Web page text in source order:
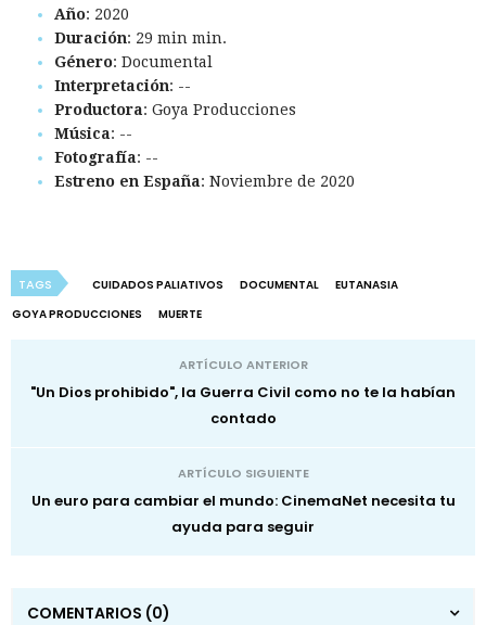
Año: 2020
Duración: 29 min min.
Género: Documental
Interpretación: --
Productora: Goya Producciones
Música: --
Fotografía: --
Estreno en España: Noviembre de 2020
TAGS CUIDADOS PALIATIVOS DOCUMENTAL
EUTANASIA
GOYA PRODUCCIONES
MUERTE
ARTÍCULO ANTERIOR
"Un Dios prohibido", la Guerra Civil como no te la habían
contado
ARTÍCULO SIGUIENTE
Un euro para cambiar el mundo: CinemaNet necesita tu
ayuda para seguir
COMENTARIOS (0)